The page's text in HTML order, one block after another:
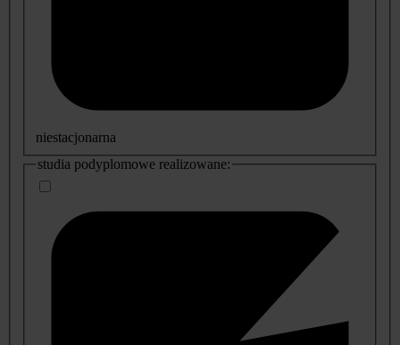
niestacjonarna
studia podyplomowe realizowane: